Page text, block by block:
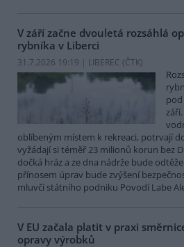
V září začne dvouletá rozsáhlá
rybníka v Liberci
31.7.2026 19:19 | LIBEREC (ČTK)
pod
oblíbeným místem k rekreaci, potrvají
vyžádají si téměř 23 milionů korun bez
dočká hráz a ze dna nádrže bude
přínosem úprav bude zvýšení
mluvčí státního podniku Povodí Labe
V EU začala platit v praxi
opravy výrobků